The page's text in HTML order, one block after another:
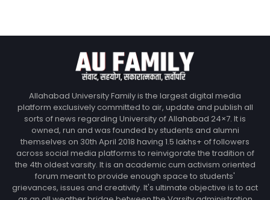
Allahabad University Family is the largest digital media
platform exclusively committed to air, update and publish all
sorts of news regarding University of Allahabad 24×7. It is
owned, run and was founded by students and alumni
themselves on 30th April 2018 having 1.5 lakhs+ of followers
across social media platforms to reinvigorate the tradition of
the 4th oldest varsity. It is an academic cum activism oriented
forum meant to provide enough space to students'
grievances, issues and creativity. It's ultimate objective is to act